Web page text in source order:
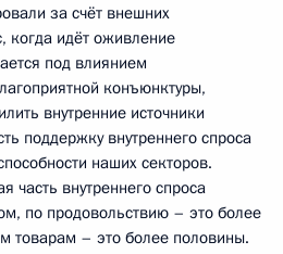
за счёт внешних
когда идёт оживление
под влиянием
конъюнктуры,
внутренние источники
поддержку внутреннего спроса
наших секторов.
часть внутреннего спроса
по продовольствию – это более
товарам – это более половины.